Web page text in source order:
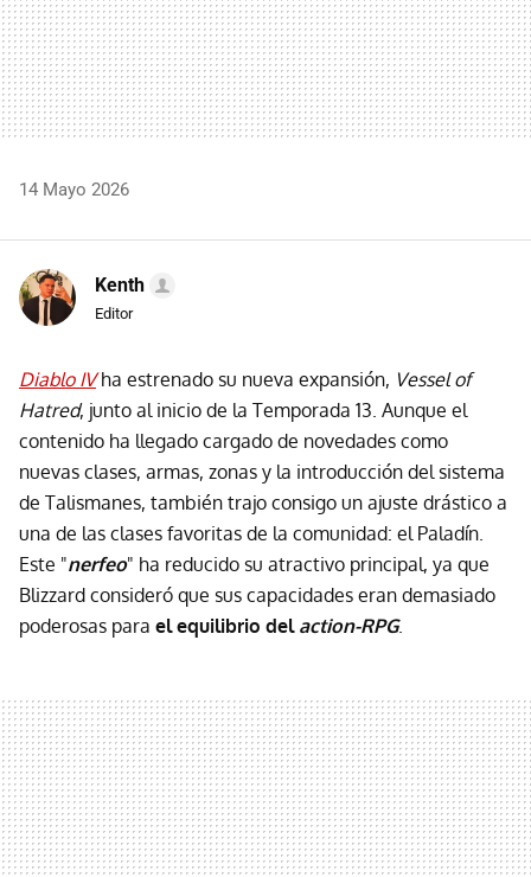
14 Mayo 2026
Kenth
Editor
Diablo IVha estrenado su nueva expansión, Vessel of
Hatred, junto al inicio de la Temporada 13. Aunque el
contenido ha llegado cargado de novedades como
nuevas clases, armas, zonas y la introducción del sistema
de Talismanes, también trajo consigo un ajuste drástico a
una de las clases favoritas de la comunidad: el Paladín.
Este "nerfeo" ha reducido su atractivo principal, ya que
Blizzard consideró que sus capacidades eran demasiado
poderosas para el equilibrio del action-RPG.